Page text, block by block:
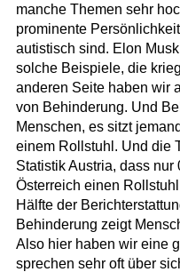
manche Themen sehr
prominente
autistisch sind. Elon
solche Beispiele, die
anderen Seite haben wir
von Behinderung. Und
Menschen, es sitzt
einem Rollstuhl. Und die
Statistik Austria, dass
Österreich einen
Hälfte der
Behinderung zeigt
Also hier haben wir eine
sprechen sehr oft über